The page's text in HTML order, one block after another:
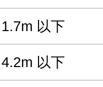
1.7m 以下
4.2m 以下